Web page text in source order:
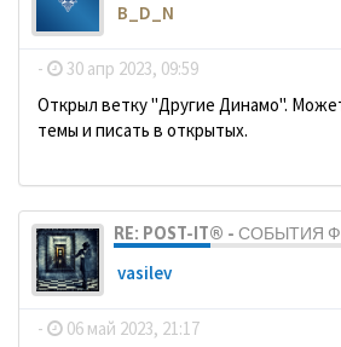
B_D_N
- 30 апр 2023, 09:59
Открыл ветку "Другие Динамо".
темы и писать в открытых.
RE: POST-IT® - СОБЫТИЯ
vasilev
- 06 май 2023, 21:17